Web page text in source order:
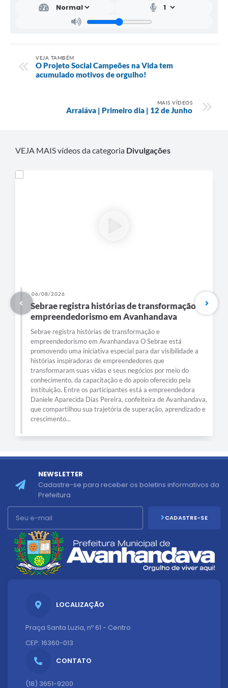
VEJA TAMBÉM
O Projeto Social Campeões na Vida tem
acumulado motivos de orgulho!
MAIS VÍDEOS
Arraiáva | Primeiro dia | 12 de Junho
VEJA MAIS vídeos da categoria Divulgações
03/08/2026
Sopa nos Bairros leva acolhimento e
solidariedade às famílias de Avanhandava
Sopa nos Bairros leva acolhimento e solidariedade às famílias
de Avanhandava Durante todo o mês de julho, o Fundo Social
de Solidariedade de Avanhandava realizou a ação Sopa nos
Bairros, levando uma refeição nutritiva e muito carinho para
diferentes regiões da cidade. Realizada todas as quartas-
feiras, a iniciativa teve como objetivo oferecer apoio às
famílias atendidas, especialmente durante o período de
inverno, promovendo acolhimento e fortalecendo os laços de
solidariedade na...
LOCALIZAÇÃO
Praça Santa Luzia, nº 61 - Centro
CEP: 16360-013
CONTATO
(18) 3651-9200
NEWSLETTER
Cadastre-se para receber os boletins informativos da
Prefeitura
CADASTRE-SE